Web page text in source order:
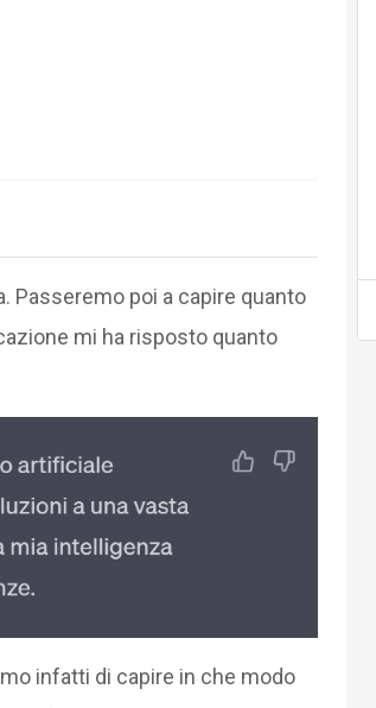
Passeremo poi a capire quanto
mi ha risposto quanto
infatti di capire in che modo